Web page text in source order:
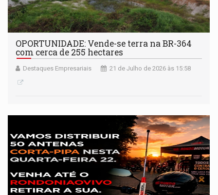
OPORTUNIDADE: Vende-se terra na BR-364
com cerca de 255 hectares
Destaques Empresariais 21 de Julho de 2026 às 15:58